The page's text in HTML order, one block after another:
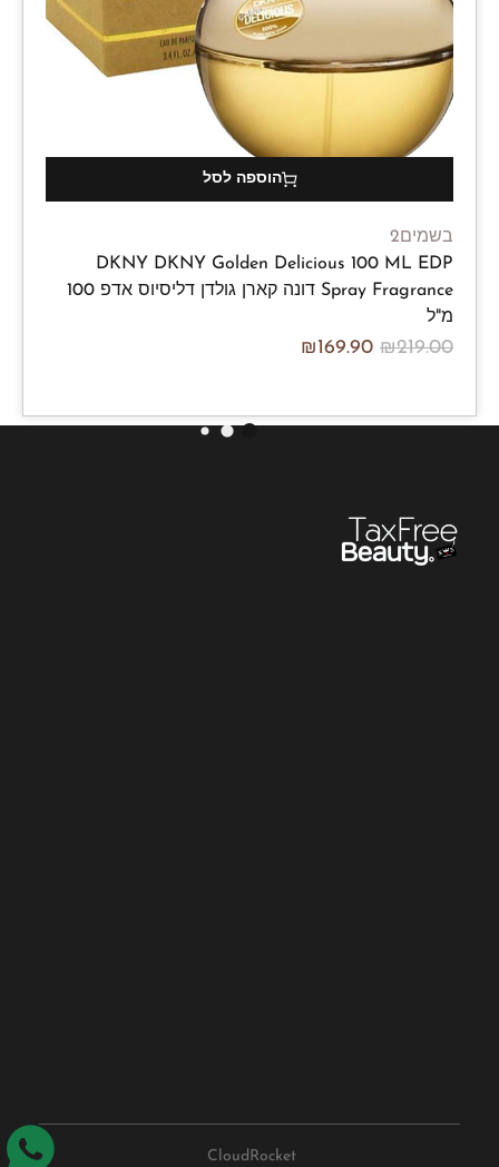
הוספה לסל
בשמים2
DKNY DKNY Golden Delicious 100 ML EDP
Spray Fragrance דונה קארן גולדן דליסיוס אדפ 100
מ"ל
₪219.00
₪169.90
CloudRocket